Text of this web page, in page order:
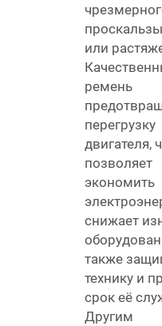
или
ремень
перегрузку
двигателя,
позволяет
экономить
снижает
также
технику и
срок её
Другим